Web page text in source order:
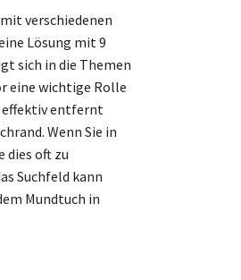
verschiedenen
Lösung mit 9
sich in die Themen
eine wichtige Rolle
effektiv entfernt
Wenn Sie in
dies oft zu
Suchfeld kann
Mundtuch in